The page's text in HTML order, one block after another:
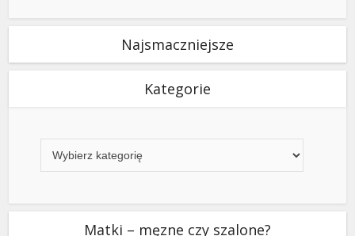
Najsmaczniejsze
Kategorie
Matki – męzne czy szalone?